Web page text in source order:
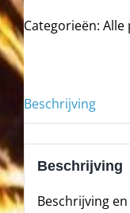
Categorieën: Alle
Beschrijving
Beschrijving
Beschrijving